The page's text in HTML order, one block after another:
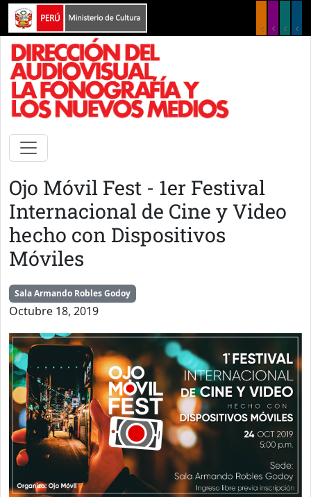
Pasar al contenido principal
Ojo Móvil Fest - 1er Festival
Internacional de Cine y Video
hecho con Dispositivos
Móviles
Sala Armando Robles Godoy
Octubre 18, 2019